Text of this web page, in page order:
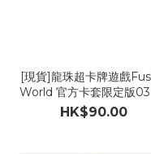
[現貨]龍珠超卡牌遊戲
World 官方卡套限定版03
瑪-
HK$90.00